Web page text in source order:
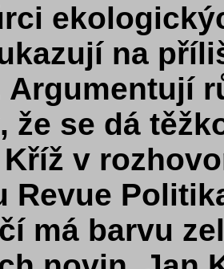
na
že se dá
Kříž v
Revue
má barvu